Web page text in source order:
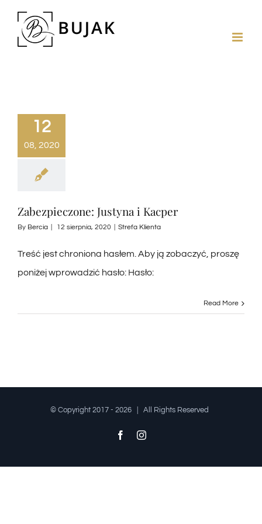
12
08, 2020
Zabezpieczone: Justyna i Kacper
By Bercia 12 sierpnia, 2020 Strefa Klienta
Treść jest chroniona hasłem. Aby ją zobaczyć, proszę
poniżej wprowadzić hasło: Hasło:
Read More
© Copyright 2017 - 2026 | All Rights Reserved
FacebookInstagram